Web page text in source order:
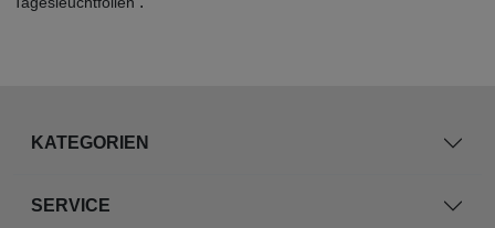
KATEGORIEN
SERVICE